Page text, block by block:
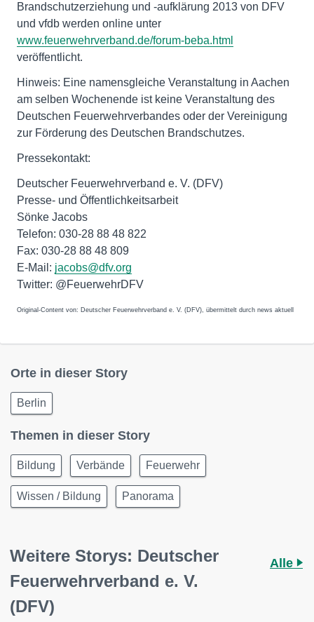
Brandschutzerziehung und -aufklärung 2013 von DFV
und vfdb werden online unter
www.feuerwehrverband.de/forum-beba.html
veröffentlicht.
Hinweis: Eine namensgleiche Veranstaltung in Aachen
am selben Wochenende ist keine Veranstaltung des
Deutschen Feuerwehrverbandes oder der Vereinigung
zur Förderung des Deutschen Brandschutzes.
Pressekontakt:
Deutscher Feuerwehrverband e. V. (DFV)
Presse- und Öffentlichkeitsarbeit
Sönke Jacobs
Telefon: 030-28 88 48 822
Fax: 030-28 88 48 809
E-Mail: jacobs@dfv.org
Twitter: @FeuerwehrDFV
Original-Content von: Deutscher Feuerwehrverband e. V. (DFV), übermittelt durch news aktuell
Orte in dieser Story
Berlin
Themen in dieser Story
Bildung Verbände Feuerwehr
Wissen / Bildung Panorama
Weitere Storys: Deutscher
Feuerwehrverband e. V.
(DFV)
Alle